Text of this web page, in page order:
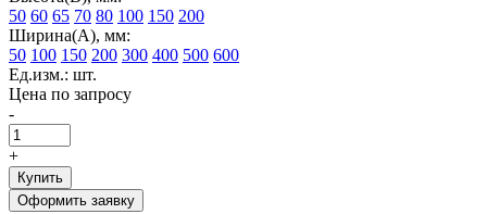
50 60 65 70 80 100 150 200
Ширина(А), мм:
50 100 150 200 300 400 500 600
Ед.изм.: шт.
Цена по запросу
-
+
Купить
Оформить заявку